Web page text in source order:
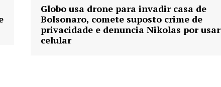
Contato
Termos de Serviços
Globo usa drone para invadir casa de
Bolsonaro, comete suposto crime de
privacidade e denuncia Nikolas por usar
celular